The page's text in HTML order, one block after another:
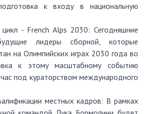
к входу в национальную
цикл - French Alps 2030: Сегодняшние
лидеры сборной, которые
на Олимпийских играх 2030 года во
к этому масштабному событию
под кураторством международного
местных кадров: В рамках